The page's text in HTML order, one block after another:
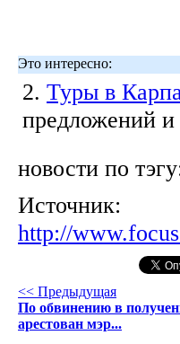
Это интересно:
2. Туры в
предложений
новости по
Источник:
http://
<< Предыдущая
По обвинению в
арестован мэр...